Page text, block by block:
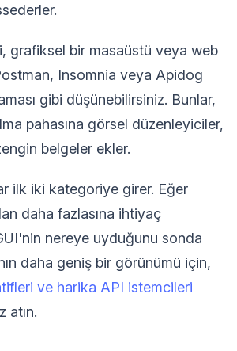
grafiksel bir masaüstü veya web
Insomnia veya Apidog
gibi düşünebilirsiniz. Bunlar,
pahasına görsel düzenleyiciler,
belgeler ekler.
ilk iki kategoriye girer. Eğer
daha fazlasına ihtiyaç
nereye uyduğunu sonda
daha geniş bir görünümü için,
ve harika API istemcileri
atın.